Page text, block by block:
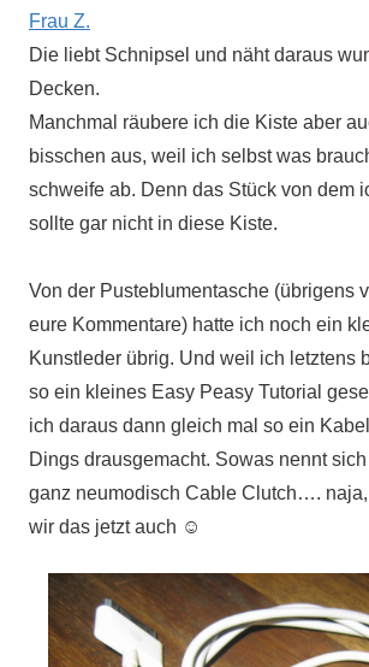
Frau Z.
Die liebt Schnipsel und näht daraus
Decken.
Manchmal räubere ich die Kiste aber
bisschen aus, weil ich selbst was
schweife ab. Denn das Stück von dem
sollte gar nicht in diese Kiste.
Von der Pusteblumentasche (übrigens
eure Kommentare) hatte ich noch ein
Kunstleder übrig. Und weil ich letztens
so ein kleines Easy Peasy Tutorial
ich daraus dann gleich mal so ein
Dings drausgemacht. Sowas nennt
ganz neumodisch Cable Clutch….
wir das jetzt auch ☺